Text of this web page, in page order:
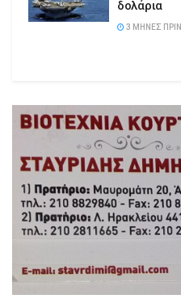
δολάρια
3 ΜΉΝΕΣ ΠΡΙΝ